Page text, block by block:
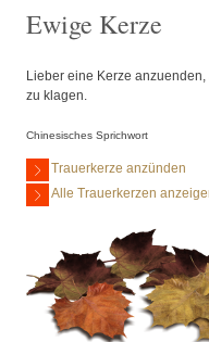
Ewige Kerze
Lieber eine Kerze
zu klagen.
Chinesisches Sprichwort
Trauerkerze anzünden
Alle Trauerkerzen